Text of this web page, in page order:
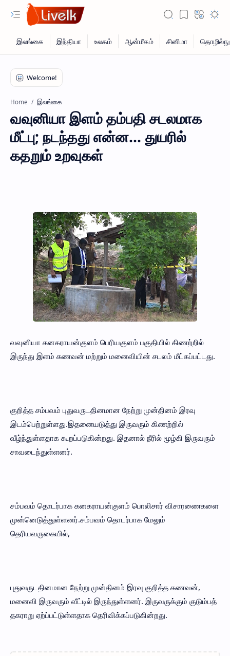
Home இலங்கை
வவுனியா இளம் தம்பதி சடலமாக
மீட்பு; நடந்தது என்ன... துயரில்
கதறும் உறவுகள்
வவுனியா கனகராயன்குளம் பெரியகுளம் பகுதியில் கிணற்றில்
இருந்து இளம் கணவன் மற்றும் மனைவியின் சடலம் மீட்கப்பட்டது.
குறித்த சம்பவம் புதுவருடதினமான நேற்று முன்தினம் இரவு
இடம்பெற்றுள்ளது.இதனையடுத்து இருவரும் கிணற்றில்
வீழ்ந்துள்ளதாக கூறப்படுகின்றது. இதனால் நீரில் மூழ்கி இருவரும்
சாவடைந்துள்ளனர்.
சம்பவம் தொடர்பாக கனகராயன்குளம் பொலிசார் விசாரணைகளை
முன்னெடுத்துள்ளனர்.சம்பவம் தொடர்பாக மேலும்
தெரியவருகையில்,
புதுவருடதினமான நேற்று முன்தினம் இரவு குறித்த கணவன்,
மனைவி இருவரும் வீட்டில் இருந்துள்ளனர். இருவருக்கும் குடும்பத்
தகராறு ஏற்ப்பட்டுள்ளதாக தெரிவிக்கப்படுகின்றது.